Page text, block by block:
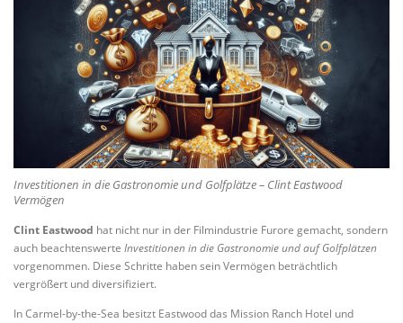
Investitionen in die Gastronomie und Golfplätze – Clint Eastwood
Vermögen
Clint Eastwood hat nicht nur in der Filmindustrie Furore gemacht, sondern
auch beachtenswerte Investitionen in die Gastronomie und auf Golfplätzen
vorgenommen. Diese Schritte haben sein Vermögen beträchtlich
vergrößert und diversifiziert.
In Carmel-by-the-Sea besitzt Eastwood das Mission Ranch Hotel und